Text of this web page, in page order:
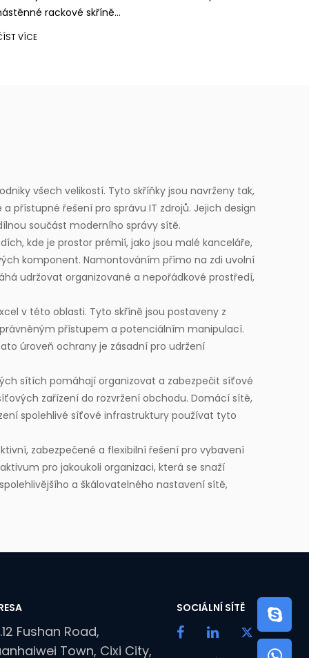
všech velikostí. Tyto skříňky jsou navrženy tak,
přístupné řešení pro správu IT zdrojů. Jejich design
součást moderního správy sítě.
kde je prostor prémií, jako jsou malé kanceláře,
komponent. Namontováním přímo na zdi uvolní
udržovat organizované a nepořádkové prostředí,
v této oblasti. Tyto skříně jsou postaveny z
přístupem a potenciálním manipulací.
úroveň ochrany je zásadní pro udržení
sítích pomáhají organizovat a zabezpečit síťové
zařízení do rozvržení obchodu. Domácí sítě,
spolehlivé síťové infrastruktury používat tyto
zabezpečené a flexibilní řešení pro vybavení
pro jakoukoli organizaci, která se snaží
a škálovatelného nastavení sítě,
Fushan Road,
Town, Cixi City,
SOCIÁLNÍ SÍTĚ